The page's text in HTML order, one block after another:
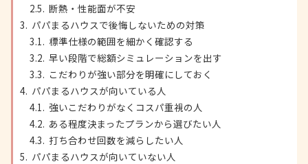
断熱・性能面が不安
パパまるハウスで後悔しないための対策
標準仕様の範囲を細かく確認する
早い段階で総額シミュレーションを出す
こだわりが強い部分を明確にしておく
パパまるハウスが向いている人
強いこだわりがなくコスパ重視の人
ある程度決まったプランから選びたい人
打ち合わせ回数を減らしたい人
パパまるハウスが向いていない人